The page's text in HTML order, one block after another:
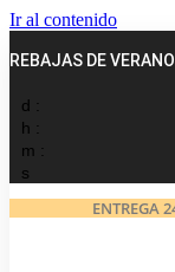
Ir al contenido
REBAJAS DE
d :
h :
m :
s
ENTREGA